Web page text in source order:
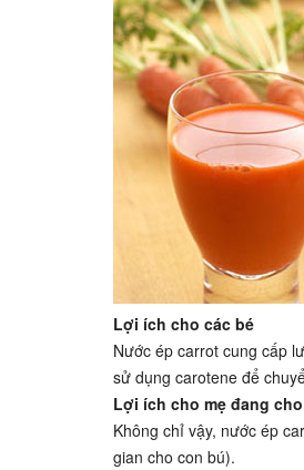
Lợi ích cho các bé
Nước ép carrot cung cấp
sử dụng carotene để
Lợi ích cho mẹ đang
Không chỉ vậy, nước ép
gian cho con bú).